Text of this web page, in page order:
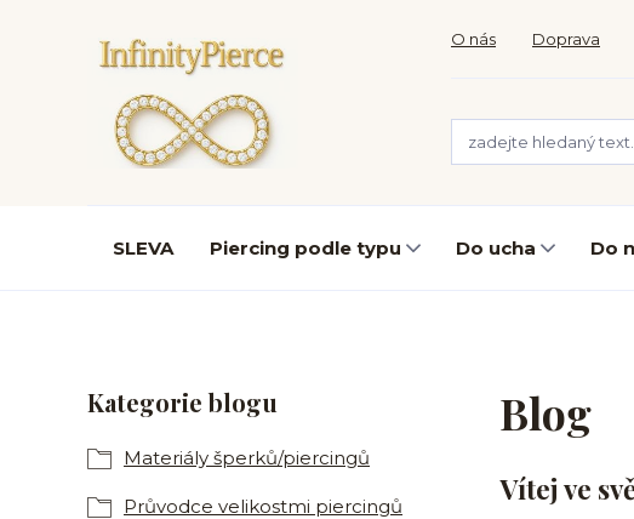
O nás Doprava
SLEVA Piercing podle typu Do ucha Do
Kategorie blogu
Materiály šperků/piercingů
Průvodce velikostmi piercingů
Blog
Vítej ve